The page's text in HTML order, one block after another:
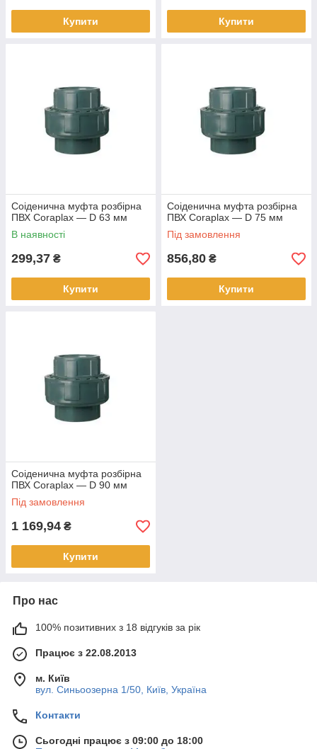
Купити Купити
Соіденична муфта розбірна
ПВХ Coraplax — D 63 мм
В наявності
299,37 ₴
Купити
Соіденична муфта розбірна
ПВХ Coraplax — D 75 мм
Під замовлення
856,80 ₴
Купити
Соіденична муфта розбірна
ПВХ Coraplax — D 90 мм
Під замовлення
1 169,94 ₴
Купити
Про нас
100% позитивних з 18 відгуків за рік
Працює з 22.08.2013
м. Київ
вул. Синьоозерна 1/50, Київ, Україна
Контакти
Сьогодні працює з 09:00 до 18:00